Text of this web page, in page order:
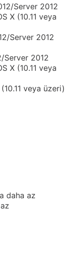
Server 2012
X (10.11 veya
Server 2012
Server 2012
X (10.11 veya
veya üzeri)
daha az